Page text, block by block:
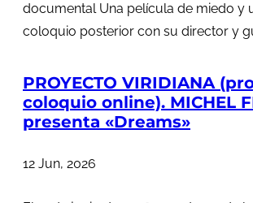
documental Una película de miedo y
coloquio posterior con su director y
PROYECTO VIRIDIANA
coloquio online). MICHEL
presenta «Dreams»
12 Jun, 2026